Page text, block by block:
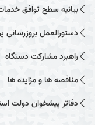
بیانیه سطح توافق
دستورالعمل بروزرسانی
راهبرد مشارکت دستگاه
مناقصه ها و مزایده ها
دفاتر پیشخوان دولت